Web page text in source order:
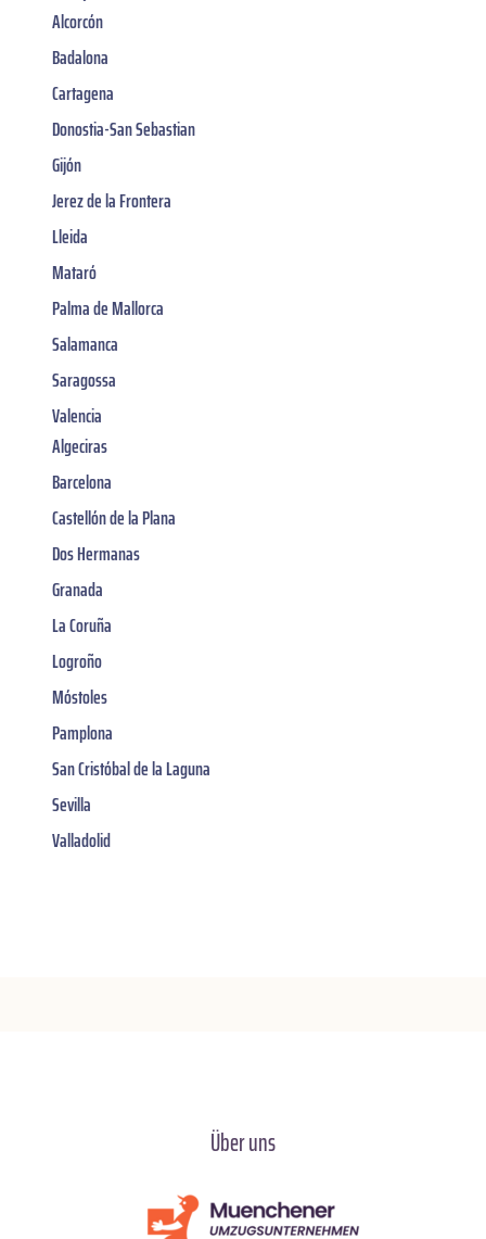
Alcorcón
Badalona
Cartagena
Donostia-San Sebastian
Gijón
Jerez de la Frontera
Lleida
Mataró
Palma de Mallorca
Salamanca
Saragossa
Valencia
Algeciras
Barcelona
Castellón de la Plana
Dos Hermanas
Granada
La Coruña
Logroño
Móstoles
Pamplona
San Cristóbal de la Laguna
Sevilla
Valladolid
Über uns